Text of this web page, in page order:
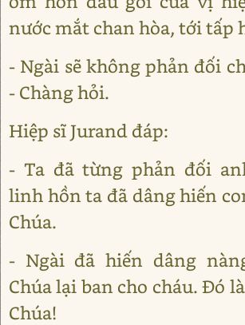
nước mắt chan hòa, tới tấp
- Ngài sẽ không phản đối
- Chàng hỏi.
Hiệp sĩ Jurand đáp:
- Ta đã từng phản đối
linh hồn ta đã dâng hiến
Chúa.
- Ngài đã hiến dâng
Chúa lại ban cho cháu. Đó
Chúa!